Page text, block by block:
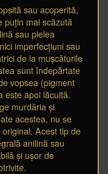
sau acoperită,
puțin mai scăzută
sau pielea
imperfecțiuni sau
de la mușcăturile
sunt îndepărtate
vopsea (pigment
este apoi lăcuită.
murdăria și
acestea, nu se
Acest tip de
anilină sau
și ușor de